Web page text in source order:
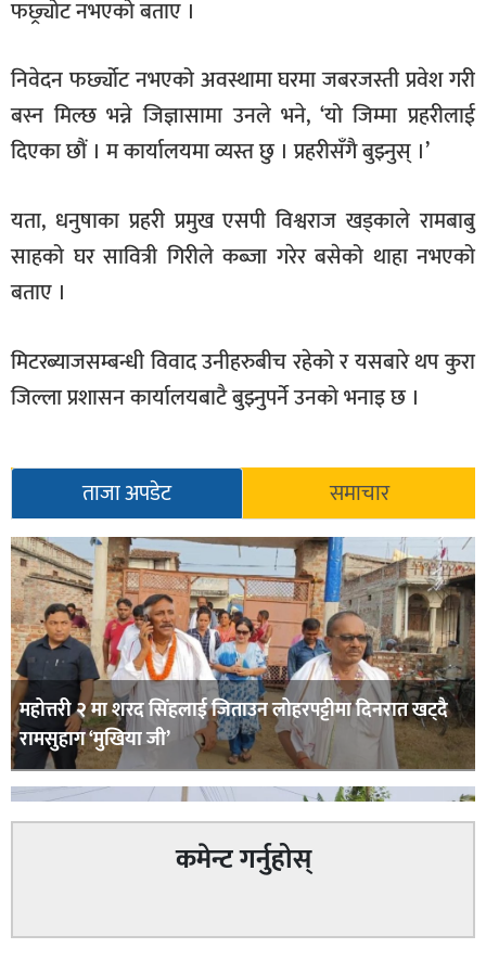
फछ्र्योट नभएको बताए ।
निवेदन फर्छ्योट नभएको अवस्थामा घरमा जबरजस्ती प्रवेश गरी
बस्न मिल्छ भन्ने जिज्ञासामा उनले भने, ‘यो जिम्मा प्रहरीलाई
दिएका छौं । म कार्यालयमा व्यस्त छु । प्रहरीसँगै बुझ्नुस् ।’
यता, धनुषाका प्रहरी प्रमुख एसपी विश्वराज खड्काले रामबाबु
साहको घर सावित्री गिरीले कब्जा गरेर बसेको थाहा नभएको
बताए ।
मिटरब्याजसम्बन्धी विवाद उनीहरुबीच रहेको र यसबारे थप कुरा
जिल्ला प्रशासन कार्यालयबाटै बुझ्नुपर्ने उनको भनाइ छ ।
ताजा अपडेट समाचार
महोत्तरी २ मा शरद सिंहलाई जिताउन लोहरपट्टीमा दिनरात खट्दै
रामसुहाग ‘मुखिया जी’
कमेन्ट गर्नुहोस्